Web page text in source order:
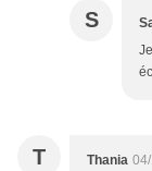
S
T Thania